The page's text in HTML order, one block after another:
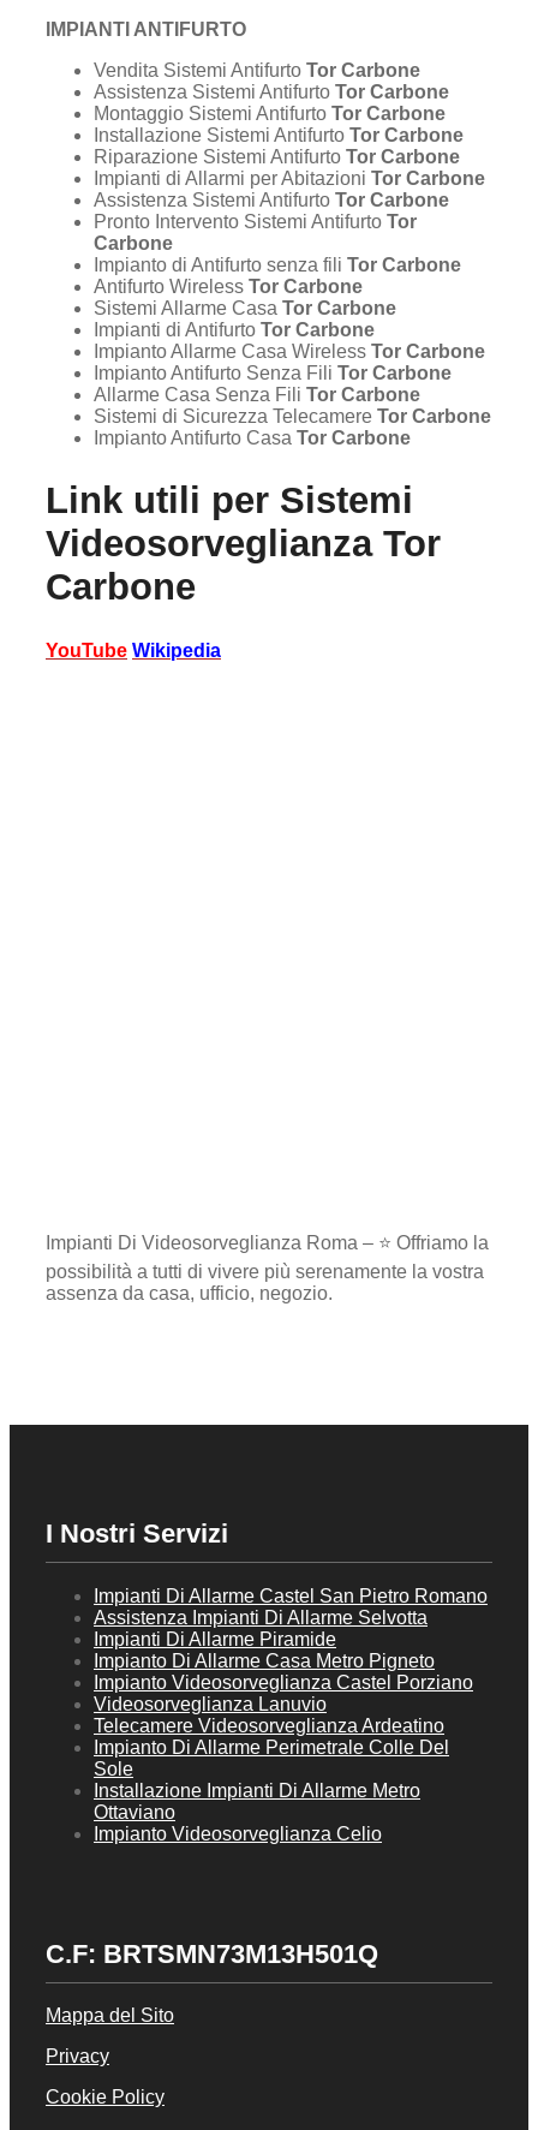
IMPIANTI ANTIFURTO
Vendita Sistemi Antifurto Tor Carbone
Assistenza Sistemi Antifurto Tor Carbone
Montaggio Sistemi Antifurto Tor Carbone
Installazione Sistemi Antifurto Tor Carbone
Riparazione Sistemi Antifurto Tor Carbone
Impianti di Allarmi per Abitazioni Tor Carbone
Assistenza Sistemi Antifurto Tor Carbone
Pronto Intervento Sistemi Antifurto Tor
Carbone
Impianto di Antifurto senza fili Tor Carbone
Antifurto Wireless Tor Carbone
Sistemi Allarme Casa Tor Carbone
Impianti di Antifurto Tor Carbone
Impianto Allarme Casa Wireless Tor Carbone
Impianto Antifurto Senza Fili Tor Carbone
Allarme Casa Senza Fili Tor Carbone
Sistemi di Sicurezza Telecamere Tor Carbone
Impianto Antifurto Casa Tor Carbone
Link utili per Sistemi
Videosorveglianza Tor
Carbone
YouTube Wikipedia
Impianti Di Videosorveglianza Roma – ⭐ Offriamo la
possibilità a tutti di vivere più serenamente la vostra
assenza da casa, ufficio, negozio.
I Nostri Servizi
Impianti Di Allarme Castel San Pietro Romano
Assistenza Impianti Di Allarme Selvotta
Impianti Di Allarme Piramide
Impianto Di Allarme Casa Metro Pigneto
Impianto Videosorveglianza Castel Porziano
Videosorveglianza Lanuvio
Telecamere Videosorveglianza Ardeatino
Impianto Di Allarme Perimetrale Colle Del
Sole
Installazione Impianti Di Allarme Metro
Ottaviano
Impianto Videosorveglianza Celio
C.F: BRTSMN73M13H501Q
Mappa del Sito
Privacy
Cookie Policy